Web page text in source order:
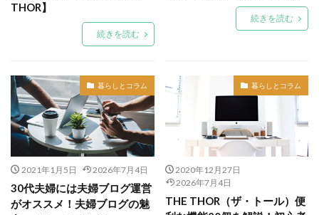
THOR】
続きを読む
続きを読む
暮らしとコラム
2021年1月5日 2026年7月4日
30代夫婦には夫婦ブログ運営
がオススメ！夫婦ブログの魅
暮らしとコラム
2020年12月27日
2026年7月4日
THE THOR（ザ・トール）便